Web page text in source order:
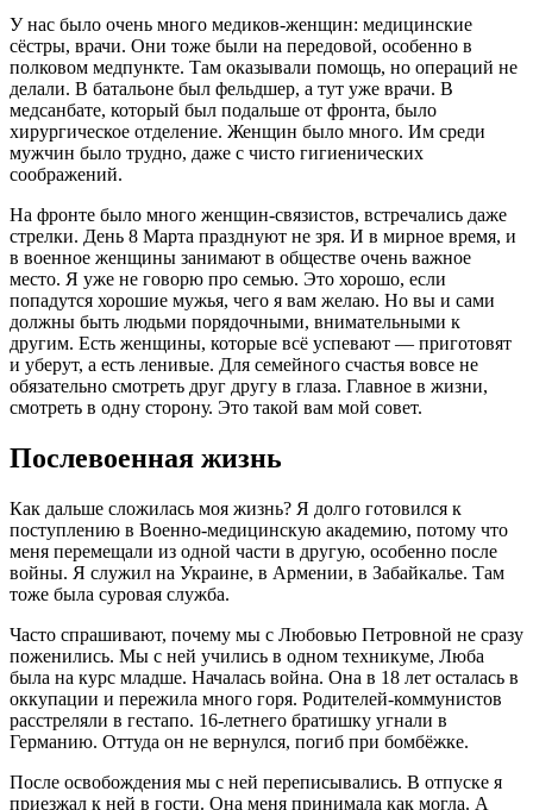
У нас было очень много медиков-женщин: медицинские
сёстры, врачи. Они тоже были на передовой, особенно в
полковом медпункте. Там оказывали помощь, но операций не
делали. В батальоне был фельдшер, а тут уже врачи. В
медсанбате, который был подальше от фронта, было
хирургическое отделение. Женщин было много. Им среди
мужчин было трудно, даже с чисто гигиенических
соображений.
На фронте было много женщин-связистов, встречались даже
стрелки. День 8 Марта празднуют не зря. И в мирное время, и
в военное женщины занимают в обществе очень важное
место. Я уже не говорю про семью. Это хорошо, если
попадутся хорошие мужья, чего я вам желаю. Но вы и сами
должны быть людьми порядочными, внимательными к
другим. Есть женщины, которые всё успевают — приготовят
и уберут, а есть ленивые. Для семейного счастья вовсе не
обязательно смотреть друг другу в глаза. Главное в жизни,
смотреть в одну сторону. Это такой вам мой совет.
Послевоенная жизнь
Как дальше сложилась моя жизнь? Я долго готовился к
поступлению в Военно-медицинскую академию, потому что
меня перемещали из одной части в другую, особенно после
войны. Я служил на Украине, в Армении, в Забайкалье. Там
тоже была суровая служба.
Часто спрашивают, почему мы с Любовью Петровной не сразу
поженились. Мы с ней учились в одном техникуме, Люба
была на курс младше. Началась война. Она в 18 лет осталась в
оккупации и пережила много горя. Родителей-коммунистов
расстреляли в гестапо. 16-летнего братишку угнали в
Германию. Оттуда он не вернулся, погиб при бомбёжке.
После освобождения мы с ней переписывались. В отпуске я
приезжал к ней в гости. Она меня принимала как могла. А